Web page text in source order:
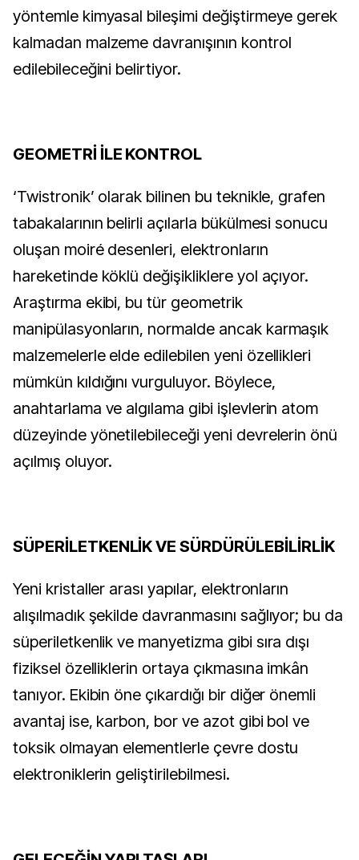
yöntemle kimyasal bileşimi değiştirmeye gerek
kalmadan malzeme davranışının kontrol
edilebileceğini belirtiyor.
GEOMETRİ İLE KONTROL
‘Twistronik’ olarak bilinen bu teknikle, grafen
tabakalarının belirli açılarla bükülmesi sonucu
oluşan moiré desenleri, elektronların
hareketinde köklü değişikliklere yol açıyor.
Araştırma ekibi, bu tür geometrik
manipülasyonların, normalde ancak karmaşık
malzemelerle elde edilebilen yeni özellikleri
mümkün kıldığını vurguluyor. Böylece,
anahtarlama ve algılama gibi işlevlerin atom
düzeyinde yönetilebileceği yeni devrelerin önü
açılmış oluyor.
SÜPERİLETKENLİK VE SÜRDÜRÜLEBİLİRLİK
Yeni kristaller arası yapılar, elektronların
alışılmadık şekilde davranmasını sağlıyor; bu da
süperiletkenlik ve manyetizma gibi sıra dışı
fiziksel özelliklerin ortaya çıkmasına imkân
tanıyor. Ekibin öne çıkardığı bir diğer önemli
avantaj ise, karbon, bor ve azot gibi bol ve
toksik olmayan elementlerle çevre dostu
elektroniklerin geliştirilebilmesi.